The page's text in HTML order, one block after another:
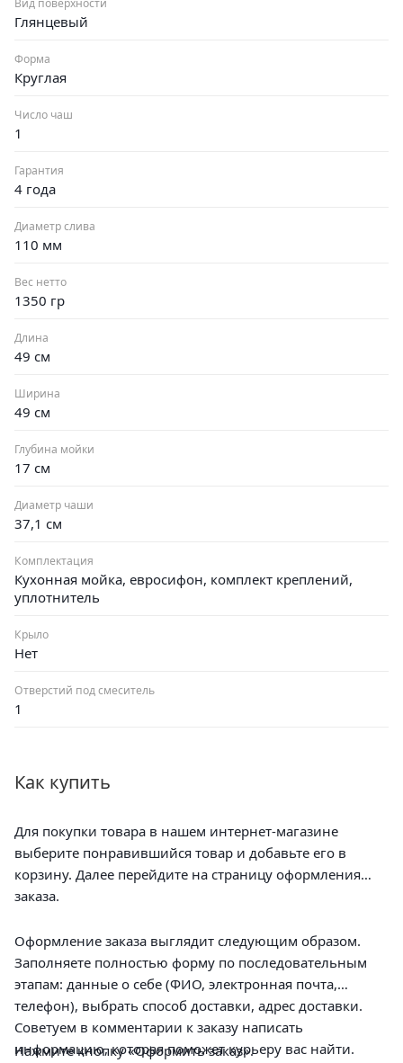
Вид поверхности
Глянцевый
Форма
Круглая
Число чаш
1
Гарантия
4 года
Диаметр слива
110 мм
Вес нетто
1350 гр
Длина
49 см
Ширина
49 см
Глубина мойки
17 см
Диаметр чаши
37,1 см
Комплектация
Кухонная мойка, евросифон, комплект креплений,
уплотнитель
Крыло
Нет
Отверстий под смеситель
1
Как купить
Для покупки товара в нашем интернет-магазине
выберите понравившийся товар и добавьте его в
корзину. Далее перейдите на страницу оформления
заказа.
Оформление заказа выглядит следующим образом.
Заполняете полностью форму по последовательным
этапам: данные о себе (ФИО, электронная почта,
телефон), выбрать способ доставки, адрес доставки.
Советуем в комментарии к заказу написать
информацию, которая поможет курьеру вас найти.
Нажмите кнопку «Оформить заказ».